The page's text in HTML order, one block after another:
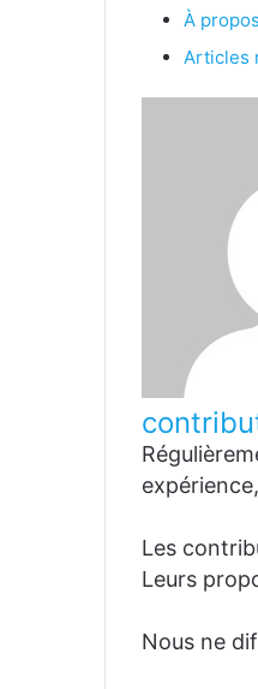
À propos
Articles
Les
Leurs
Nous ne